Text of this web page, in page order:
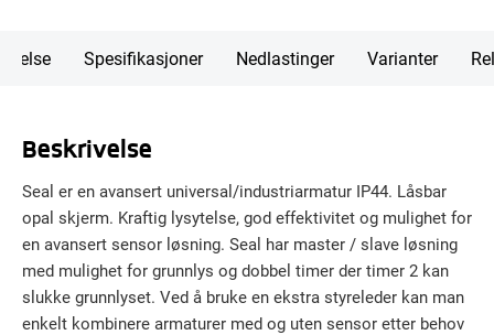
Spesifikasjoner Nedlastinger Varianter
Beskrivelse
Seal er en avansert universal/industriarmatur IP44. Låsbar
opal skjerm. Kraftig lysytelse, god effektivitet og mulighet for
en avansert sensor løsning. Seal har master / slave løsning
med mulighet for grunnlys og dobbel timer der timer 2 kan
slukke grunnlyset. Ved å bruke en ekstra styreleder kan man
enkelt kombinere armaturer med og uten sensor etter behov